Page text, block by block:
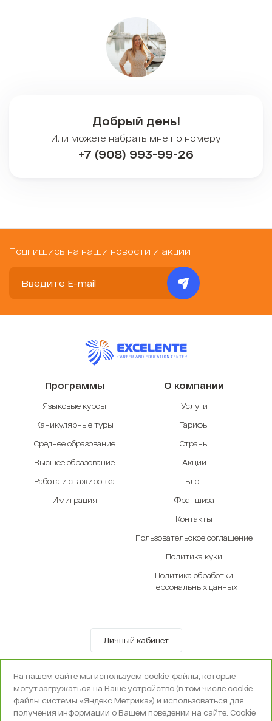
Добрый день!
Или можете набрать мне по номеру
+7 (908) 993-99-26
Подпишись на наши новости и акции!
Программы
Языковые курсы
Каникулярные туры
Среднее образование
Высшее образование
Работа и стажировка
Имиграция
О компании
Услуги
Тарифы
Страны
Акции
Блог
Франшиза
Контакты
Пользовательское соглашение
Политика куки
Политика обработки
персональных данных
Личный кабинет
© OOO «Экселенте» 2010-2026 г.
Политика конфиденциальности
Поддержка и сопровождение -Вебпространство
На нашем сайте мы используем cookie-файлы, которые
могут загружаться на Ваше устройство (в том числе cookie-
файлы системы «Яндекс.Метрика») и использоваться для
получения информации о Вашем поведении на сайте. Cookie